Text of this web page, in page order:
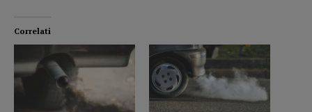
Correlati